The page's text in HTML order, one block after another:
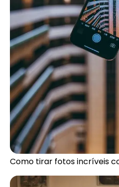
Como tirar fotos incríveis